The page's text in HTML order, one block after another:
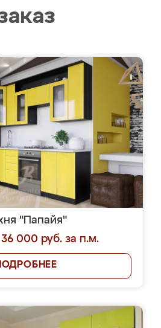
"Папайя"
000 руб. за п.м.